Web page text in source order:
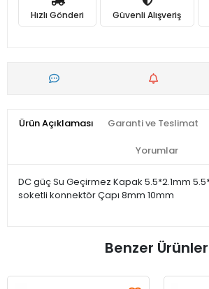
Hızlı Gönderi Güvenli Alışveriş
Ürün Açıklaması Garanti ve Teslimat
Yorumlar
DC güç Su Geçirmez Kapak 5.5*2.1mm
soketli konnektör Çapı 8mm 10mm
Benzer Ürünler